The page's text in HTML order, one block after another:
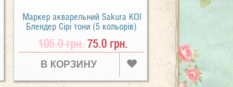
Маркер акварельний Sakura KOI
Блендер Сірі тони (5 кольорів)
105.0 грн. 75.0 грн.
В КОРЗИНУ